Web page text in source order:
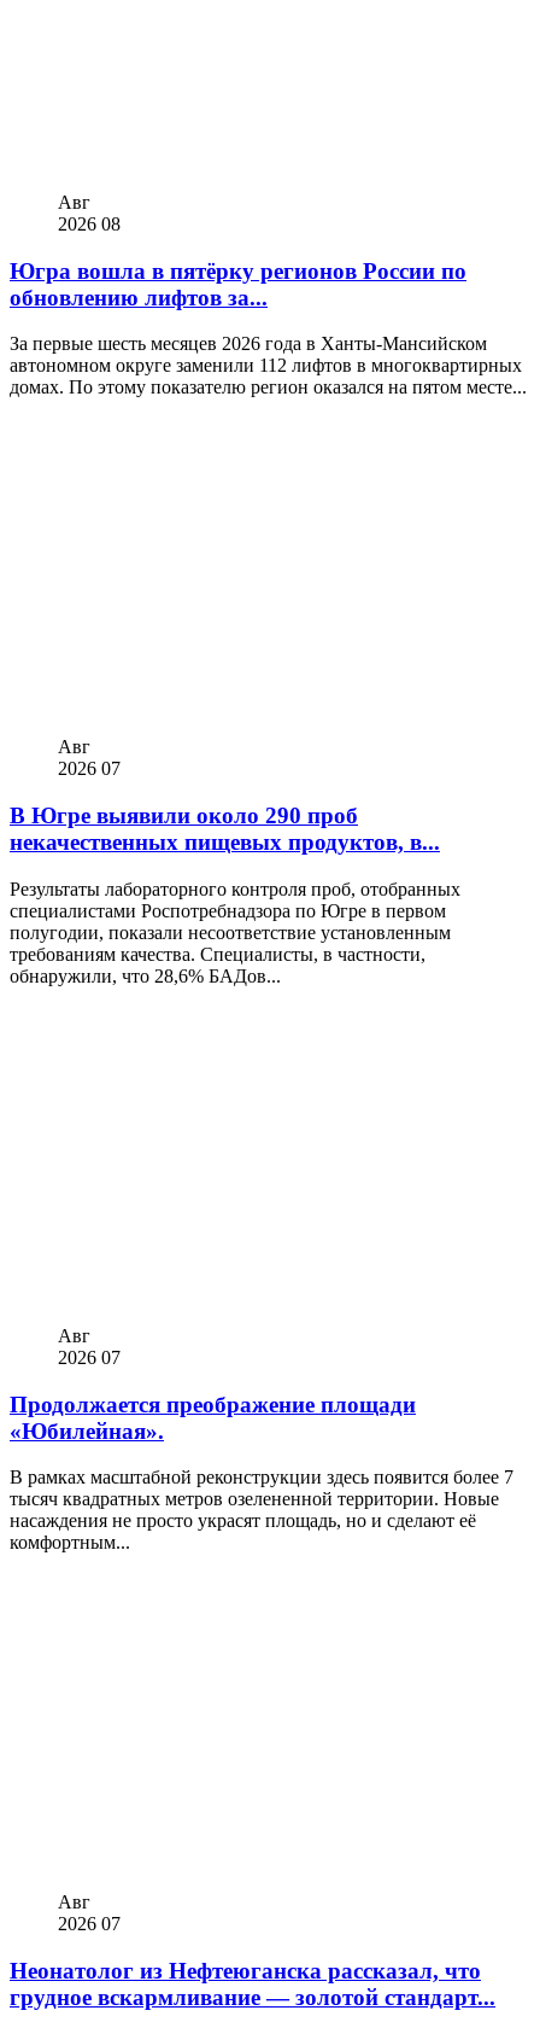
Авг
2026 08
Югра вошла в пятёрку регионов России по
обновлению лифтов за...
За первые шесть месяцев 2026 года в Ханты-Мансийском
автономном округе заменили 112 лифтов в многоквартирных
домах. По этому показателю регион оказался на пятом месте...
Авг
2026 07
В Югре выявили около 290 проб
некачественных пищевых продуктов, в...
Результаты лабораторного контроля проб, отобранных
специалистами Роспотребнадзора по Югре в первом
полугодии, показали несоответствие установленным
требованиям качества. Специалисты, в частности,
обнаружили, что 28,6% БАДов...
Авг
2026 07
Продолжается преображение площади
«Юбилейная».
В рамках масштабной реконструкции здесь появится более 7
тысяч квадратных метров озелененной территории. Новые
насаждения не просто украсят площадь, но и сделают её
комфортным...
Авг
2026 07
Неонатолог из Нефтеюганска рассказал, что
грудное вскармливание — золотой стандарт...